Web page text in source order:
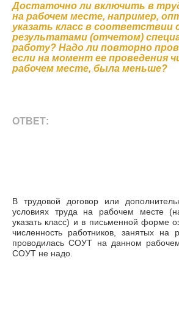
Достаточно ли включить в
на рабочем месте, например,
указать класс в соответствии
результатами (отчетом)
работу? Надо ли повторно
если на момент ее проведения
рабочем месте, была меньше?
ОТВЕТ:
В трудовой договор или
условиях труда на рабочем месте
указать класс) и в письменной форме
численность работников, занятых
проводилась СОУТ на данном
СОУТ не надо.